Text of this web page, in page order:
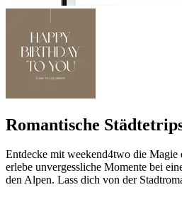
Romantische
Entdecke mit weekend4two die Magie
erlebe unvergessliche Momente bei
den Alpen. Lass dich von der